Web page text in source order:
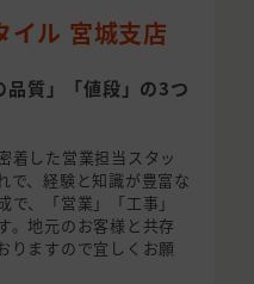
イル 宮城支店
品質」「値段」の3つ
着した営業担当スタッ
で、経験と知識が豊富な
、「営業」「工事」
。地元のお客様と共存
りますので宜しくお願